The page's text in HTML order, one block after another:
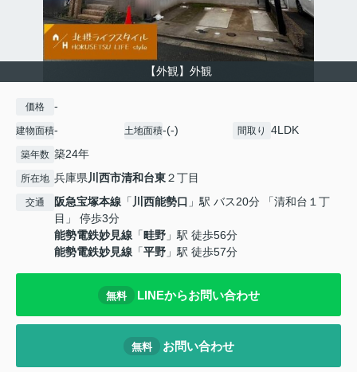
【外観】外観
価格 -
建物面積- 土地面積-(-) 間取り 4LDK
築年数 築24年
所在地 兵庫県川西市清和台東２丁目
交通 阪急宝塚本線 「 川西能勢口 」駅 バス20分 「清和台１丁
目」 停歩3分
能勢電鉄妙見線 「畦野 」駅 徒歩56分
能勢電鉄妙見線 「平野 」駅 徒歩57分
無料 LINEからお問い合わせ
無料 お問い合わせ